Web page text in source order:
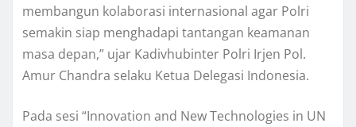
membangun kolaborasi internasional agar Polri
semakin siap menghadapi tantangan keamanan
masa depan,” ujar Kadivhubinter Polri Irjen Pol.
Amur Chandra selaku Ketua Delegasi Indonesia.
Pada sesi “Innovation and New Technologies in UN